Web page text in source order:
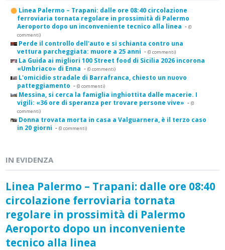
Linea Palermo – Trapani: dalle ore 08:40 circolazione
ferroviaria tornata regolare in prossimità di Palermo
Aeroporto dopo un inconveniente tecnico alla linea - (0
commenti)
Perde il controllo dell'auto e si schianta contro una
vettura parcheggiata: muore a 25 anni - (0 commenti)
La Guida ai migliori 100 Street food di Sicilia 2026 incorona
«Umbriaco» di Enna - (0 commenti)
L'omicidio stradale di Barrafranca, chiesto un nuovo
patteggiamento - (0 commenti)
Messina, si cerca la famiglia inghiottita dalle macerie. I
vigili: «36 ore di speranza per trovare persone vive» - (0
commenti)
Donna trovata morta in casa a Valguarnera, è il terzo caso
in 20 giorni - (0 commenti)
IN EVIDENZA
Linea Palermo – Trapani: dalle ore 08:40
circolazione ferroviaria tornata
regolare in prossimità di Palermo
Aeroporto dopo un inconveniente
tecnico alla linea